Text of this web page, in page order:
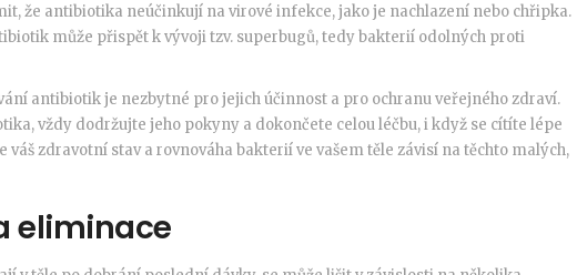
že antibiotika neúčinkují na virové infekce, jako je nachlazení nebo chřipka.
může přispět k vývoji tzv. superbugů, tedy bakterií odolných proti
antibiotik je nezbytné pro jejich účinnost a pro ochranu veřejného zdraví.
vždy dodržujte jeho pokyny a dokončete celou léčbu, i když se cítíte lépe
váš zdravotní stav a rovnováha bakterií ve vašem těle závisí na těchto malých,
eliminace